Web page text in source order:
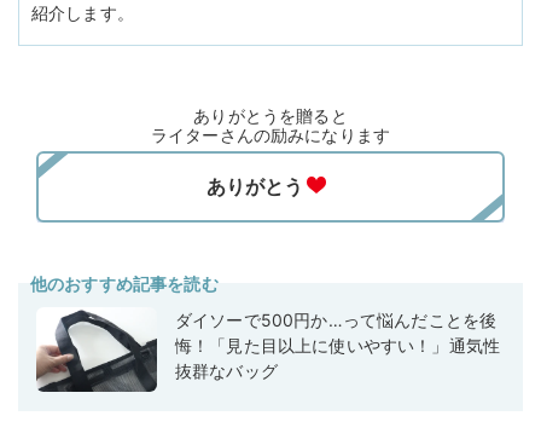
紹介します。
ありがとうを贈ると
ライターさんの励みになります
他のおすすめ記事を読む
ダイソーで500円か…って悩んだことを後
悔！「見た目以上に使いやすい！」通気性
抜群なバッグ